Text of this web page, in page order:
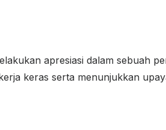
apresiasi dalam sebuah
keras serta menunjukkan